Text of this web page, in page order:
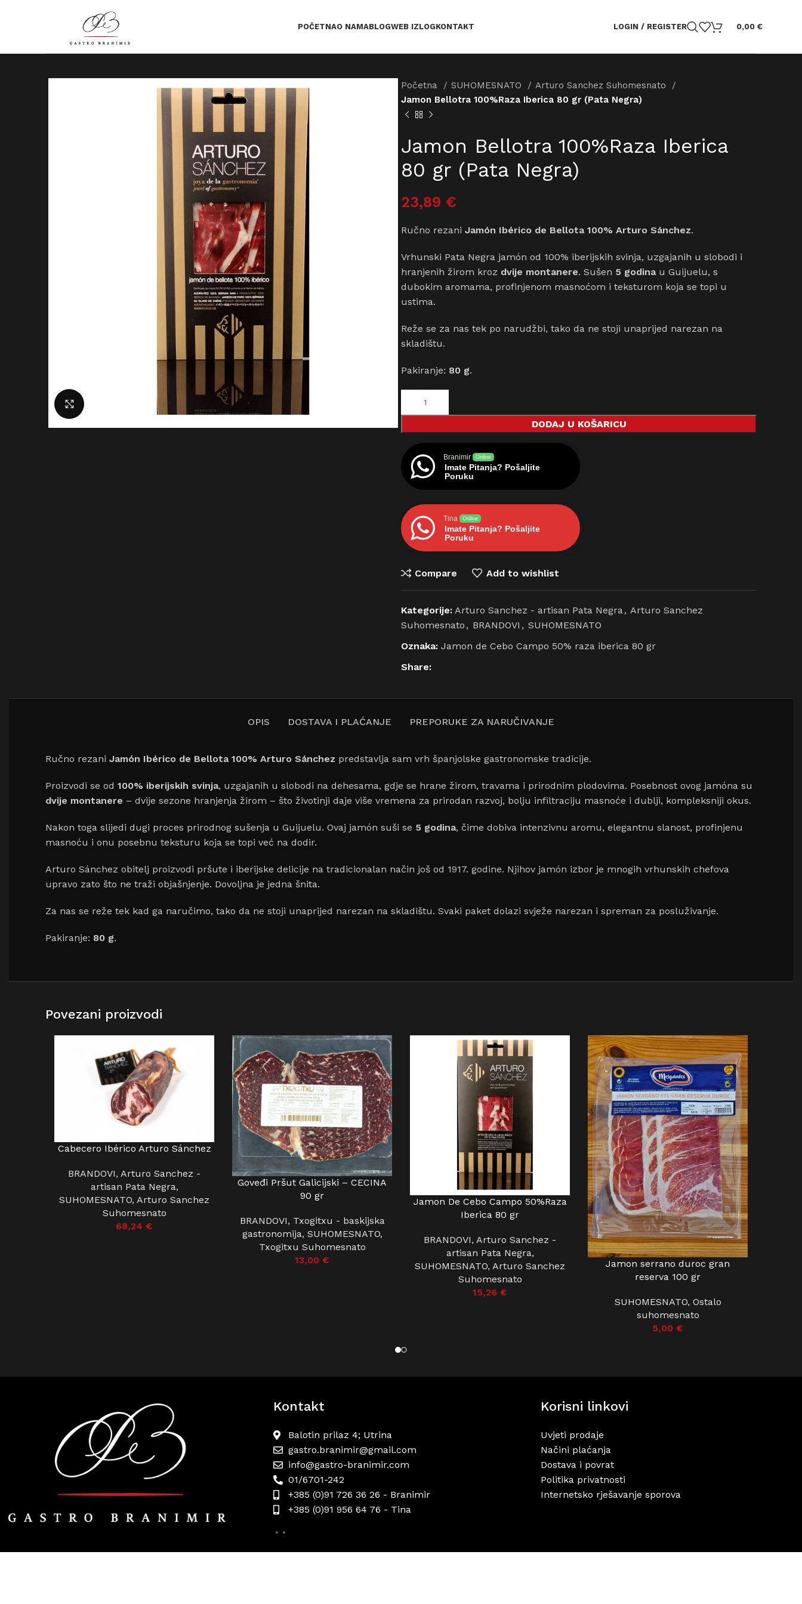
POČETNAO NAMABLOGWEB IZLOGKONTAKT LOGIN / REGISTER 0,00 €
Početna SUHOMESNATO
Arturo Sanchez Suhomesnato
Jamon Bellotra 100%Raza Iberica 80 gr (Pata Negra)
Jamon Bellotra 100%Raza Iberica
80 gr (Pata Negra)
23,89 €
Ručno rezani Jamón Ibérico de Bellota 100% Arturo Sánchez.
Vrhunski Pata Negra jamón od 100% iberijskih svinja, uzgajanih u slobodi i
hranjenih žirom kroz dvije montanere. Sušen 5 godinau Guijuelu, s
dubokim aromama, profinjenom masnoćom i teksturom koja se topi u
ustima.
Reže se za nas tek po narudžbi, tako da ne stoji unaprijed narezan na
skladištu.
Pakiranje: 80 g.
DODAJ U KOŠARICU
Branimir Online
Imate Pitanja? Pošaljite
Poruku
Tina Online
Imate Pitanja? Pošaljite
Poruku
Compare Add to wishlist
Kategorije: Arturo Sanchez - artisan Pata Negra, Arturo Sanchez
Suhomesnato , BRANDOVI , SUHOMESNATO
Oznaka: Jamon de Cebo Campo 50% raza iberica 80 gr
Share:
OPIS DOSTAVA I PLAĆANJE PREPORUKE ZA NARUČIVANJE
Ručno rezani Jamón Ibérico de Bellota 100% Arturo Sánchez predstavlja sam vrh španjolske gastronomske tradicije.
Proizvodi se od 100% iberijskih svinja, uzgajanih u slobodi na dehesama, gdje se hrane žirom, travama i prirodnim plodovima. Posebnost ovog jamóna su
dvije montanere – dvije sezone hranjenja žirom – što životinji daje više vremena za prirodan razvoj, bolju infiltraciju masnoće i dublji, kompleksniji okus.
Nakon toga slijedi dugi proces prirodnog sušenja u Guijuelu. Ovaj jamón suši se 5 godina, čime dobiva intenzivnu aromu, elegantnu slanost, profinjenu
masnoću i onu posebnu teksturu koja se topi već na dodir.
Arturo Sánchez obitelj proizvodi pršute i iberijske delicije na tradicionalan način još od 1917. godine. Njihov jamón izbor je mnogih vrhunskih chefova
upravo zato što ne traži objašnjenje. Dovoljna je jedna šnita.
Za nas se reže tek kad ga naručimo, tako da ne stoji unaprijed narezan na skladištu. Svaki paket dolazi svježe narezan i spreman za posluživanje.
Pakiranje: 80 g.
Povezani proizvodi
DODAJ U KOŠARICU
Cabecero Ibérico Arturo Sánchez
BRANDOVI, Arturo Sanchez -
artisan Pata Negra,
SUHOMESNATO, Arturo Sanchez
Suhomesnato
68,24 €
DODAJ U KOŠARICU
Goveđi Pršut Galicijski – CECINA
90 gr
BRANDOVI, Txogitxu - baskijska
gastronomija, SUHOMESNATO,
Txogitxu Suhomesnato
13,00 €
DODAJ U KOŠARICU
Jamon De Cebo Campo 50%Raza
Iberica 80 gr
BRANDOVI, Arturo Sanchez -
artisan Pata Negra,
SUHOMESNATO, Arturo Sanchez
Suhomesnato
15,26 €
DODAJ U KOŠARICU
Jamon serrano duroc gran
reserva 100 gr
SUHOMESNATO, Ostalo
suhomesnato
5,00 €
Kontakt
Balotin prilaz 4; Utrina
gastro.branimir@gmail.com
info@gastro-branimir.com
01/6701-242
+385 (0)91 726 36 26 - Branimir
+385 (0)91 956 64 76 - Tina
Korisni linkovi
Uvjeti prodaje
Načini plaćanja
Dostava i povrat
Politika privatnosti
Internetsko rješavanje sporova